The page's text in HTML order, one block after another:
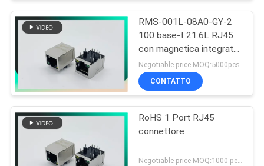
RMS-001L-08A0-GY-2
100 base-t 21.6L RJ45
con magnetica integrata
con G/Y LED
Negotiable price MOQ:5000pcs
CONTATTO
RoHS 1 Port RJ45
connettore
Negotiable price MOQ:1000 pezzi